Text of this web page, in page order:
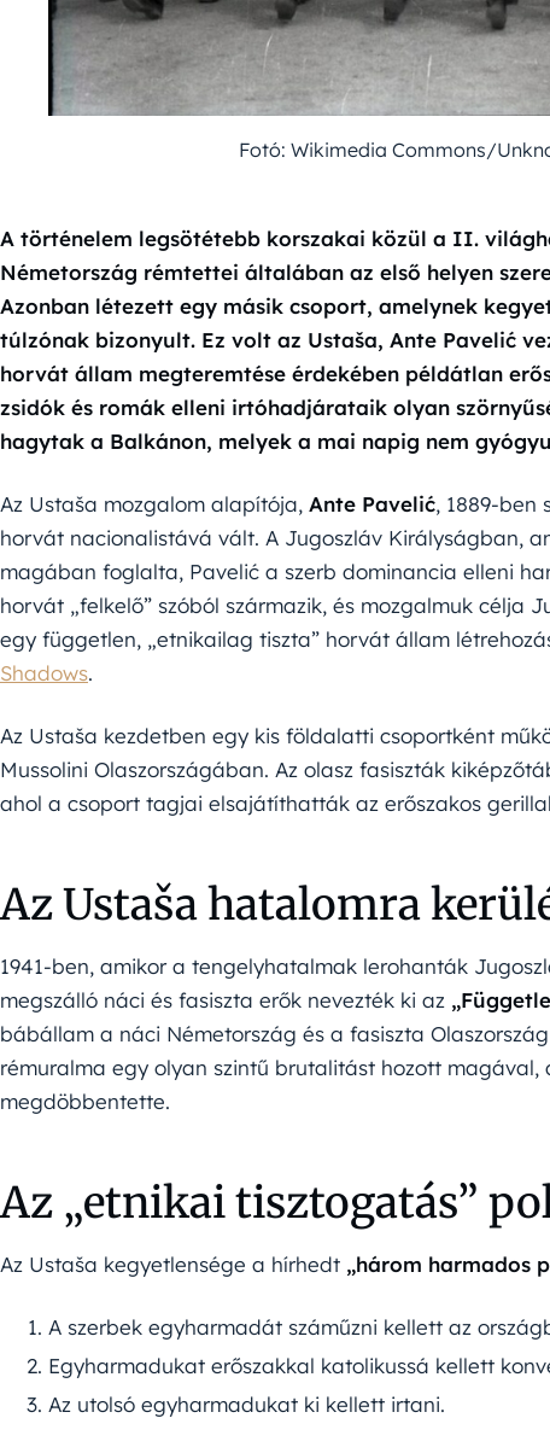
Fotó: Wikimedia Commons/
A történelem legsötétebb korszakai közül a II.
Németország rémtettei általában az első helyen
Azonban létezett egy másik csoport, amelynek
túlzónak bizonyult. Ez volt az Ustaša, Ante Pavelić
horvát állam megteremtése érdekében példátlan
zsidók és romák elleni irtóhadjárataik olyan
hagytak a Balkánon, melyek a mai napig nem
Az Ustaša mozgalom alapítója, Ante Pavelić, 1889-ben
horvát nacionalistává vált. A Jugoszláv Királyságban,
magában foglalta, Pavelić a szerb dominancia elleni
horvát „felkelő” szóból származik, és mozgalmuk célja
egy független, „etnikailag tiszta” horvát állam
Shadows.
Az Ustaša kezdetben egy kis földalatti csoportként
Mussolini Olaszországában. Az olasz fasiszták
ahol a csoport tagjai elsajátíthatták az erőszakos
Az Ustaša hatalomra
1941-ben, amikor a tengelyhatalmak lerohanták
megszálló náci és fasiszta erők nevezték ki az
bábállam a náci Németország és a fasiszta
rémuralma egy olyan szintű brutalitást hozott magával,
megdöbbentette.
Az „etnikai tisztogatás”
Az Ustaša kegyetlensége a hírhedt „három harmados
A szerbek egyharmadát száműzni kellett az
Egyharmadukat erőszakkal katolikussá kellett
Az utolsó egyharmadukat ki kellett irtani.